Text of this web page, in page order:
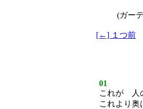
(ガー
[←] １つ前
01
これが 人
これより